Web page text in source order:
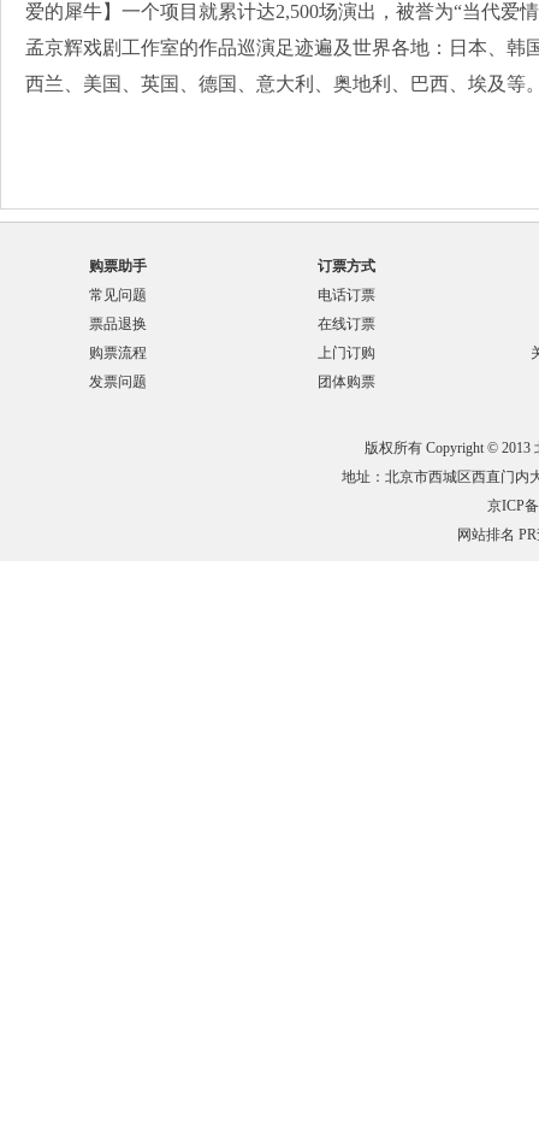
爱的犀牛】一个项目就累计达2,500场演出，被誉为“当代爱
孟京辉戏剧工作室的作品巡演足迹遍及世界各地：日本、韩
西兰、美国、英国、德国、意大利、奥地利、巴西、埃及等
购票助手
常见问题
票品退换
购票流程
发票问题
订票方式
电话订票
在线订票
上门订购
团体购票
版权所有 Copyright © 2013
地址：北京市西城区西直门内
京ICP
网站排名